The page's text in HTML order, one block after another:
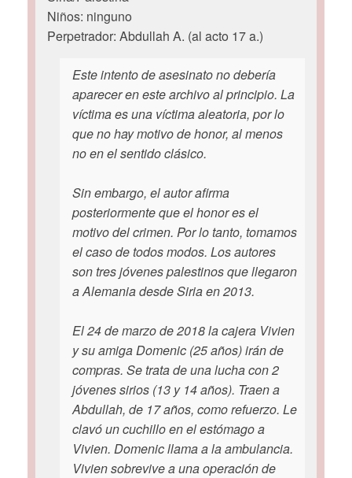
Niños: ninguno
Perpetrador: Abdullah A. (al acto 17 a.)
Este intento de asesinato no debería
aparecer en este archivo al principio. La
víctima es una víctima aleatoria, por lo
que no hay motivo de honor, al menos
no en el sentido clásico.
Sin embargo, el autor afirma
posteriormente que el honor es el
motivo del crimen. Por lo tanto, tomamos
el caso de todos modos. Los autores
son tres jóvenes palestinos que llegaron
a Alemania desde Siria en 2013.
El 24 de marzo de 2018 la cajera Vivien
y su amiga Domenic (25 años) irán de
compras. Se trata de una lucha con 2
jóvenes sirios (13 y 14 años). Traen a
Abdullah, de 17 años, como refuerzo. Le
clavó un cuchillo en el estómago a
Vivien. Domenic llama a la ambulancia.
Vivien sobrevive a una operación de